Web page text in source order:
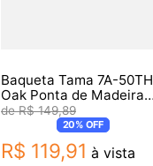
Baqueta Tama 7A-50TH
Oak Ponta de Madeira
ParR$ 149,89
20%OFF
R$ 119,91 à vista